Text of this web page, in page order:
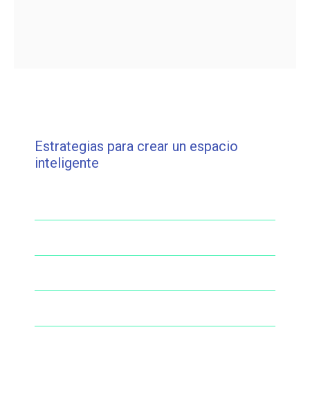
Estrategias para crear un espacio
inteligente